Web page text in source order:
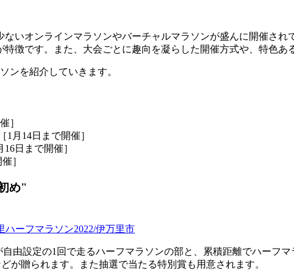
いオンラインマラソンやバーチャルマラソンが盛んに開催さ
徴です。また、大会ごとに趣向を凝らした開催方式や、特色あ
ンを紹介していきます。
］
1月14日まで開催］
16日まで開催］
］
め"
ハーフマラソン2022/伊万里市
由設定の1回で走るハーフマラソンの部と、累積距離でハーフ
が贈られます。また抽選で当たる特別賞も用意されます。